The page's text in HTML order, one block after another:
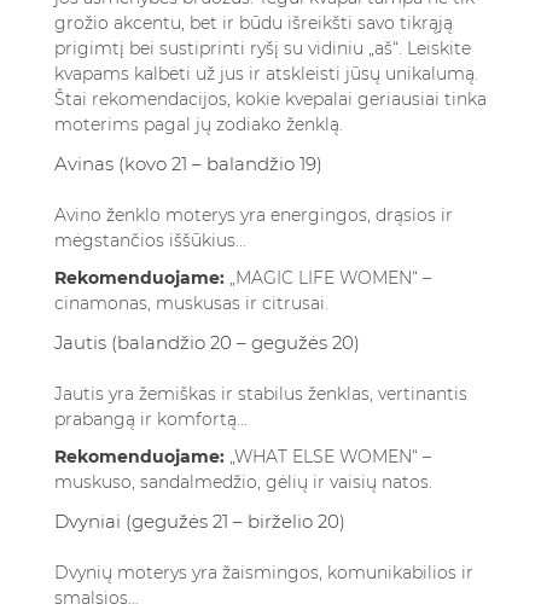
grožio akcentu, bet ir būdu išreikšti savo tikrąją
prigimtį bei sustiprinti ryšį su vidiniu „aš“. Leiskite
kvapams kalbėti už jus ir atskleisti jūsų unikalumą.
Štai rekomendacijos, kokie kvepalai geriausiai tinka
moterims pagal jų zodiako ženklą.
Avinas (kovo 21 – balandžio 19)
Avino ženklo moterys yra energingos, drąsios ir
mėgstančios iššūkius...
Rekomenduojame: „MAGIC LIFE WOMEN“ –
cinamonas, muskusas ir citrusai.
Jautis (balandžio 20 – gegužės 20)
Jautis yra žemiškas ir stabilus ženklas, vertinantis
prabangą ir komfortą...
Rekomenduojame: „WHAT ELSE WOMEN“ –
muskuso, sandalmedžio, gėlių ir vaisių natos.
Dvyniai (gegužės 21 – birželio 20)
Dvynių moterys yra žaismingos, komunikabilios ir
smalsios...